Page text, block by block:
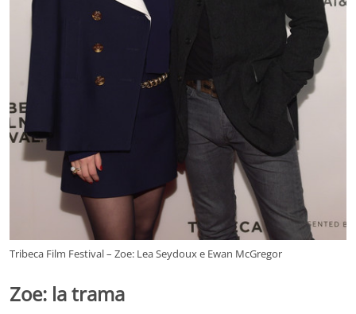
Tribeca Film Festival – Zoe: Lea Seydoux e Ewan McGregor
Zoe: la trama